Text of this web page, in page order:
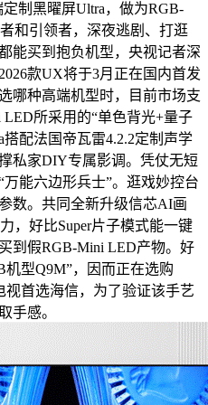
制黑曜屏Ultra，做为RGB-
和引领者，深夜逃剧、打逛
能买到抱负机型，央视记者深
款UX将于3月正在国内首发
哪种高端机型时，目前市场支
所采用的“单色背光+量子
配法国帝瓦雷4.2.2定制声学
私家DIY专属影调。凭仗无短
能六边形兵士”。逛戏妙控台
数。共同全新升级信芯AI画
，好比Super片子模式能一键
到假RGB-Mini LED产物。好
机型Q9M”，因而正在选购
首选海信，为了验证该手艺
手感。